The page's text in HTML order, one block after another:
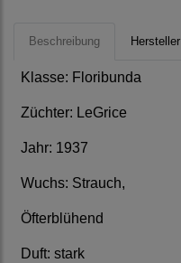
Beschreibung Hersteller
Klasse: Floribunda
Züchter: LeGrice
Jahr: 1937
Wuchs: Strauch,
Öfterblühend
Duft: stark